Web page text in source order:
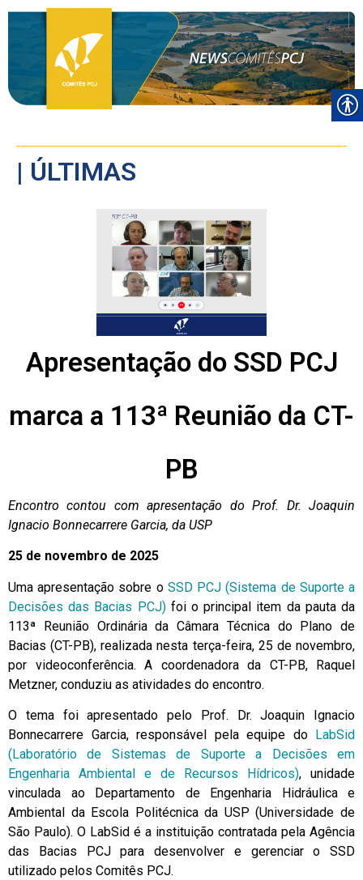
| ÚLTIMAS
Apresentação do SSD PCJ
marca a 113ª Reunião da CT-
PB
Encontro contou com apresentação do Prof. Dr. Joaquin
Ignacio Bonnecarrere Garcia, da USP
25 de novembro de 2025
Uma apresentação sobre o SSD PCJ (Sistema de Suporte a
Decisões das Bacias PCJ)foi o principal item da pauta da
113ª Reunião Ordinária da Câmara Técnica do Plano de
Bacias (CT-PB), realizada nesta terça-feira, 25 de novembro,
por videoconferência. A coordenadora da CT-PB, Raquel
Metzner, conduziu as atividades do encontro.
O tema foi apresentado pelo Prof. Dr. Joaquin Ignacio
Bonnecarrere Garcia, responsável pela equipe do
LabSid
(Laboratório de Sistemas de Suporte a Decisões em
Engenharia Ambiental e de Recursos Hídricos), unidade
vinculada ao Departamento de Engenharia Hidráulica e
Ambiental da Escola Politécnica da USP (Universidade de
São Paulo). O LabSid é a instituição contratada pela Agência
das Bacias PCJ para desenvolver e gerenciar o SSD
utilizado pelos Comitês PCJ.